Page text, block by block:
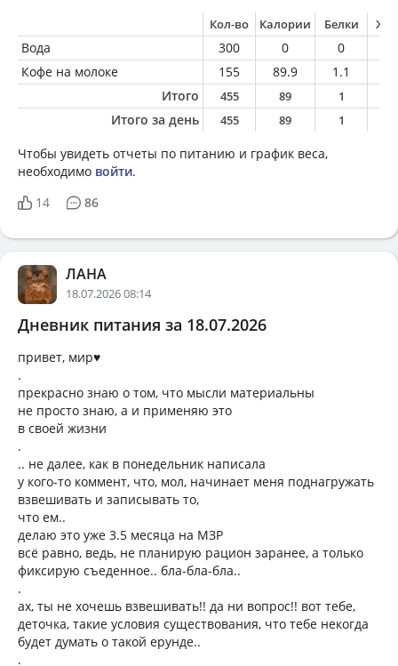
Кол-во Калории Белки
Вода 300 0 0
Кофе на молоке
155 89.9 1.1
Итого
455 89 1
Итого за день 455 89 1
Чтобы увидеть отчеты по питанию и график веса,
необходимо войти.
14
86
ЛАНА
18.07.2026 08:14
Дневник питания за 18.07.2026
привет, мир♥️
.
прекрасно знаю о том, что мысли материальны
не просто знаю, а и применяю это
в своей жизни
.
.. не далее, как в понедельник написала
у кого-то коммент, что, мол, начинает меня поднагружать
взвешивать и записывать то,
что ем..
делаю это уже 3.5 месяца на МЗР
всё равно, ведь, не планирую рацион заранее, а только
фиксирую съеденное.. бла-бла-бла..
.
ах, ты не хочешь взвешивать!! да ни вопрос!! вот тебе,
деточка, такие условия существования, что тебе некогда
будет думать о такой ерунде..
.